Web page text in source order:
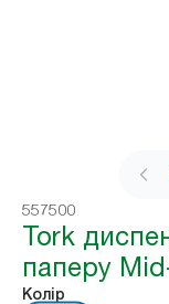
557500
Tork
паперу
Колір